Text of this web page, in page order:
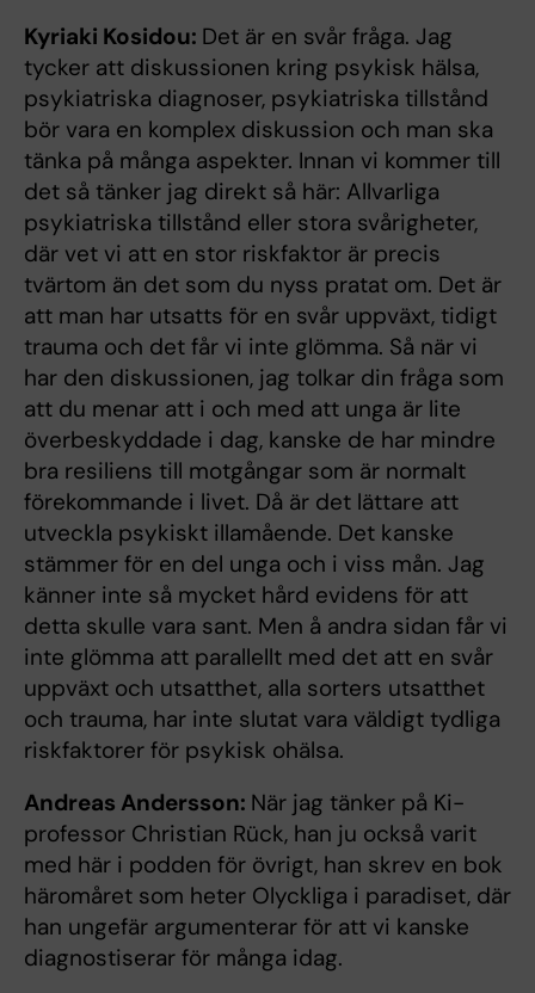
Kyriaki Kosidou: Det är en svår fråga. Jag
tycker att diskussionen kring psykisk hälsa,
psykiatriska diagnoser, psykiatriska tillstånd
bör vara en komplex diskussion och man ska
tänka på många aspekter. Innan vi kommer till
det så tänker jag direkt så här: Allvarliga
psykiatriska tillstånd eller stora svårigheter,
där vet vi att en stor riskfaktor är precis
tvärtom än det som du nyss pratat om. Det är
att man har utsatts för en svår uppväxt, tidigt
trauma och det får vi inte glömma. Så när vi
har den diskussionen, jag tolkar din fråga som
att du menar att i och med att unga är lite
överbeskyddade i dag, kanske de har mindre
bra resiliens till motgångar som är normalt
förekommande i livet. Då är det lättare att
utveckla psykiskt illamående. Det kanske
stämmer för en del unga och i viss mån. Jag
känner inte så mycket hård evidens för att
detta skulle vara sant. Men å andra sidan får vi
inte glömma att parallellt med det att en svår
uppväxt och utsatthet, alla sorters utsatthet
och trauma, har inte slutat vara väldigt tydliga
riskfaktorer för psykisk ohälsa.
Andreas Andersson: När jag tänker på Ki-
professor Christian Rück, han ju också varit
med här i podden för övrigt, han skrev en bok
häromåret som heter Olyckliga i paradiset, där
han ungefär argumenterar för att vi kanske
diagnostiserar för många idag.